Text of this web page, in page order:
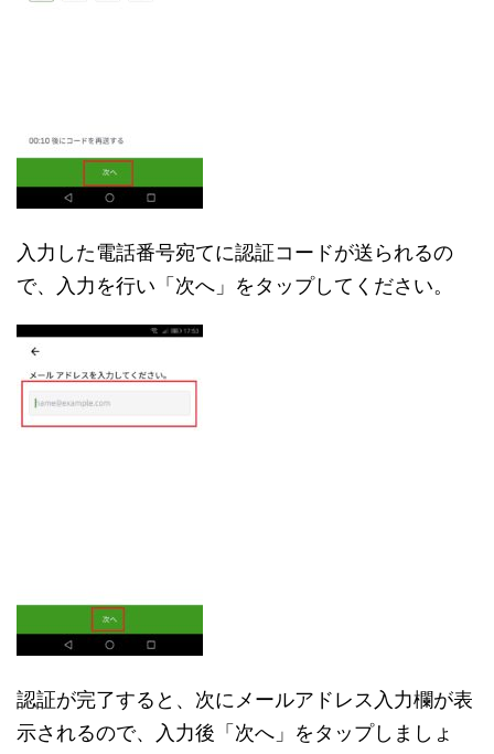
入力した電話番号宛てに認証コードが送られるの
で、入力を行い「次へ」をタップしてください。
認証が完了すると、次にメールアドレス入力欄が表
示されるので、入力後「次へ」をタップしましょ